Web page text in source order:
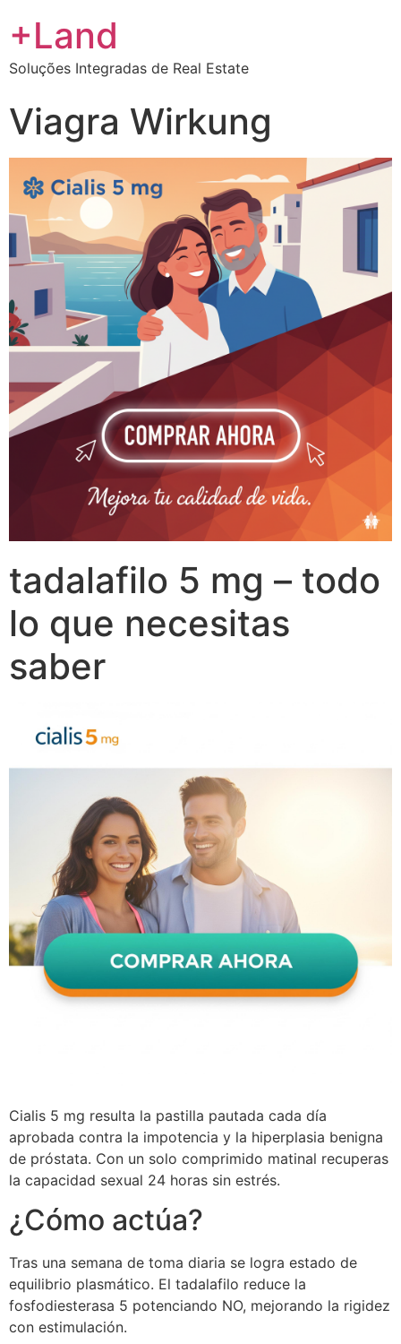
+Land
Soluções Integradas de Real Estate
Viagra Wirkung
tadalafilo 5 mg – todo
lo que necesitas
saber
Cialis 5 mg resulta la pastilla pautada cada día
aprobada contra la impotencia y la hiperplasia benigna
de próstata. Con un solo comprimido matinal recuperas
la capacidad sexual 24 horas sin estrés.
¿Cómo actúa?
Tras una semana de toma diaria se logra estado de
equilibrio plasmático. El tadalafilo reduce la
fosfodiesterasa 5 potenciando NO, mejorando la rigidez
con estimulación.